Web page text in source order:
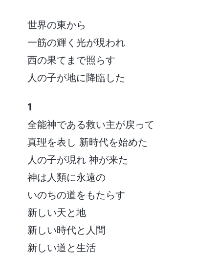
世界の東から
一筋の輝く光が現われ
西の果てまで照らす
人の子が地に降臨した
1
全能神である救い主が戻って
真理を表し 新時代を始めた
人の子が現れ 神が来た
神は人類に永遠の
いのちの道をもたらす
新しい天と地
新しい時代と人間
新しい道と生活